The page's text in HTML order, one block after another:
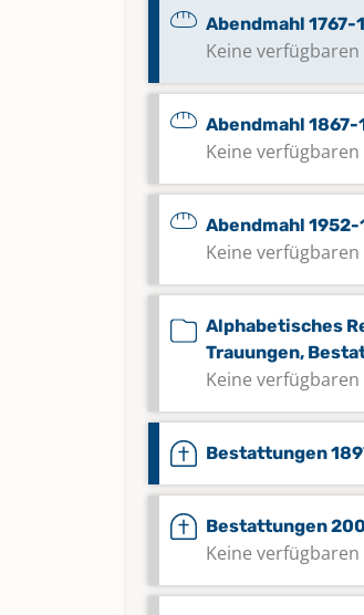
Abendmahl 1767-
Keine
Abendmahl 1867-
Keine
Abendmahl 1952-
Keine
Alphabetisches
Trauungen,
Keine
Bestattungen
Bestattungen
Keine